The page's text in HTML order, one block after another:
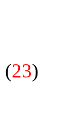
(23)